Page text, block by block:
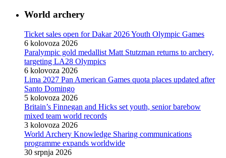
World archery
Ticket sales open for Dakar 2026 Youth Olympic Games
6 kolovoza 2026
Paralympic gold medallist Matt Stutzman returns to archery,
targeting LA28 Olympics
6 kolovoza 2026
Lima 2027 Pan American Games quota places updated after
Santo Domingo
5 kolovoza 2026
Britain’s Finnegan and Hicks set youth, senior barebow
mixed team world records
3 kolovoza 2026
World Archery Knowledge Sharing communications
programme expands worldwide
30 srpnja 2026